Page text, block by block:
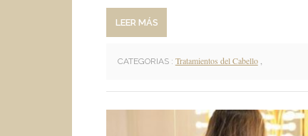
LEER MÁS
CATEGORIAS : Tratamientos del Cabello,